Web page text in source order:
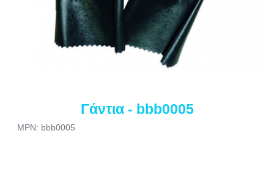
Γάντια - bbb0005
MPN: bbb0005